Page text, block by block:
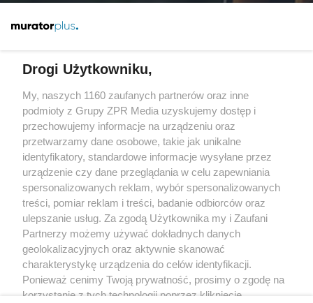
Żaden utwór zamieszczony w serwisie nie może być powielany i
rozpowszechniany lub dalej rozpowszechniany w jakikolwiek sposób
(w tym także elektroniczny lub mechaniczny) na jakimkolwiek polu
eksploatacji w jakiejkolwiek formie, włącznie z umieszczaniem w
Internecie bez pisemnej zgody właściciela praw. Jakiekolwiek użycie
lub wykorzystanie utworów w całości lub w części z naruszeniem
prawa, tzn. bez właściwej zgody, jest zabronione pod groźbą kary i
może być ścigane prawnie.
O nas
Drogi Użytkowniku,
My, naszych 1160 zaufanych partnerów oraz inne
podmioty z Grupy ZPR Media uzyskujemy dostęp i
przechowujemy informacje na urządzeniu oraz
przetwarzamy dane osobowe, takie jak unikalne
identyfikatory, standardowe informacje wysyłane przez
urządzenie czy dane przeglądania w celu zapewniania
spersonalizowanych reklam, wybór spersonalizowanych
treści, pomiar reklam i treści, badanie odbiorców oraz
ulepszanie usług. Za zgodą Użytkownika my i Zaufani
Partnerzy możemy używać dokładnych danych
geolokalizacyjnych oraz aktywnie skanować
charakterystykę urządzenia do celów identyfikacji.
Ponieważ cenimy Twoją prywatność, prosimy o zgodę na
korzystanie z tych technologii poprzez kliknięcie